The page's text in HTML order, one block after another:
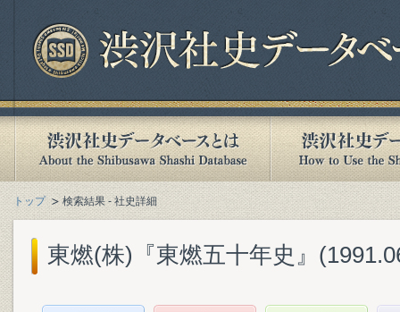
トップ 検索結果 - 社史詳細
東燃(株)『東燃五十年史』